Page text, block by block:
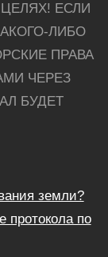
ЕСЛИ
ЛИБО
ПРАВА
ЧЕРЕЗ
БУДЕТ
земли?
протокола по